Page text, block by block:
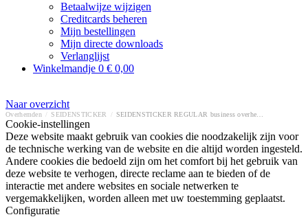
Betaalwijze wijzigen
Creditcards beheren
Mijn bestellingen
Mijn directe downloads
Verlanglijst
Winkelmandje 0 € 0,00
Naar overzicht
Overhemden SEIDENSTICKER
Cookie-instellingen
Deze website maakt gebruik van cookies die noodzakelijk zijn voor
de technische werking van de website en die altijd worden ingesteld.
Andere cookies die bedoeld zijn om het comfort bij het gebruik van
deze website te verhogen, directe reclame aan te bieden of de
interactie met andere websites en sociale netwerken te
vergemakkelijken, worden alleen met uw toestemming geplaatst.
Configuratie